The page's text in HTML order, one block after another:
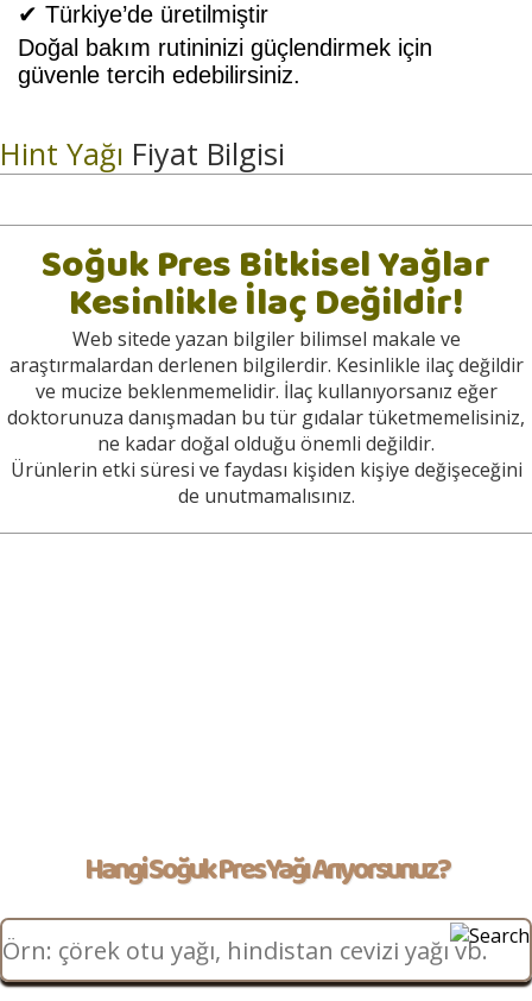
✔ Türkiye’de üretilmiştir
Doğal bakım rutininizi güçlendirmek için
güvenle tercih edebilirsiniz.
Hint Yağı Fiyat Bilgisi
Soğuk Pres Bitkisel Yağlar
Kesinlikle İlaç Değildir!
Web sitede yazan bilgiler bilimsel makale ve
araştırmalardan derlenen bilgilerdir. Kesinlikle ilaç değildir
ve mucize beklenmemelidir. İlaç kullanıyorsanız eğer
doktorunuza danışmadan bu tür gıdalar tüketmemelisiniz,
ne kadar doğal olduğu önemli değildir.
Ürünlerin etki süresi ve faydası kişiden kişiye değişeceğini
de unutmamalısınız.
Hangi Soğuk Pres Yağı Arıyorsunuz?